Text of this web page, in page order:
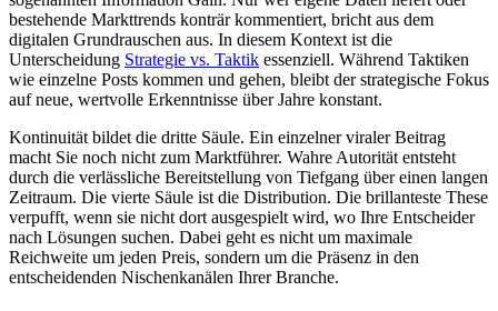
bestehende Markttrends konträr kommentiert, bricht aus dem
digitalen Grundrauschen aus. In diesem Kontext ist die
Unterscheidung Strategie vs. Taktik essenziell. Während Taktiken
wie einzelne Posts kommen und gehen, bleibt der strategische Fokus
auf neue, wertvolle Erkenntnisse über Jahre konstant.
Kontinuität bildet die dritte Säule. Ein einzelner viraler Beitrag
macht Sie noch nicht zum Marktführer. Wahre Autorität entsteht
durch die verlässliche Bereitstellung von Tiefgang über einen langen
Zeitraum. Die vierte Säule ist die Distribution. Die brillanteste These
verpufft, wenn sie nicht dort ausgespielt wird, wo Ihre Entscheider
nach Lösungen suchen. Dabei geht es nicht um maximale
Reichweite um jeden Preis, sondern um die Präsenz in den
entscheidenden Nischenkanälen Ihrer Branche.